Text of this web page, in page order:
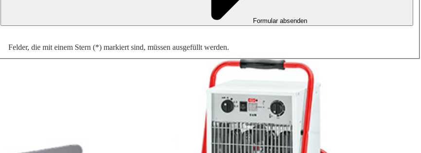
Formular absenden
Felder, die mit einem Stern (*) markiert sind, müssen ausgefüllt werden.